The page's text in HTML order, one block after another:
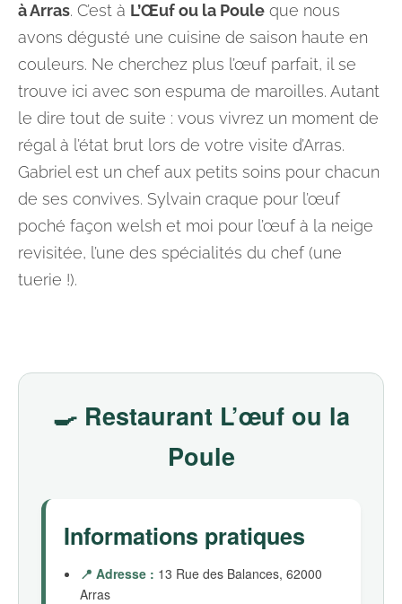
à Arras. C’est à L’Œuf ou la Poule que nous
avons dégusté une cuisine de saison haute en
couleurs. Ne cherchez plus l’œuf parfait, il se
trouve ici avec son espuma de maroilles. Autant
le dire tout de suite : vous vivrez un moment de
régal à l’état brut lors de votre visite d’Arras.
Gabriel est un chef aux petits soins pour chacun
de ses convives. Sylvain craque pour l’œuf
poché façon welsh et moi pour l’œuf à la neige
revisitée, l’une des spécialités du chef (une
tuerie !).
🍳 Restaurant L’œuf ou la
Poule
Informations pratiques
📍 Adresse : 13 Rue des Balances, 62000
Arras